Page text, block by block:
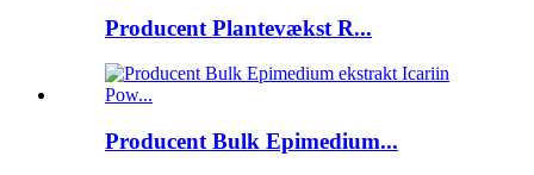
Producent Plantevækst R...
Producent Bulk Epimedium...